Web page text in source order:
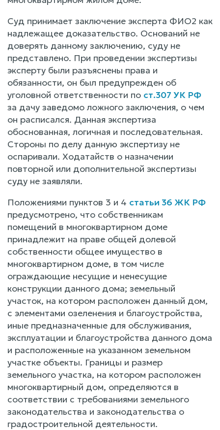
Суд принимает заключение эксперта ФИО2 как
надлежащее доказательство. Оснований не
доверять данному заключению, суду не
представлено. При проведении экспертизы
эксперту были разъяснены права и
обязанности, он был предупрежден об
уголовной ответственности по ст.307 УК РФ
за дачу заведомо ложного заключения, о чем
он расписался. Данная экспертиза
обоснованная, логичная и последовательная.
Стороны по делу данную экспертизу не
оспаривали. Ходатайств о назначении
повторной или дополнительной экспертизы
суду не заявляли.
Положениями пунктов 3 и 4 статьи 36 ЖК РФ
предусмотрено, что собственникам
помещений в многоквартирном доме
принадлежит на праве общей долевой
собственности общее имущество в
многоквартирном доме, в том числе
ограждающие несущие и ненесущие
конструкции данного дома; земельный
участок, на котором расположен данный дом,
с элементами озеленения и благоустройства,
иные предназначенные для обслуживания,
эксплуатации и благоустройства данного дома
и расположенные на указанном земельном
участке объекты. Границы и размер
земельного участка, на котором расположен
многоквартирный дом, определяются в
соответствии с требованиями земельного
законодательства и законодательства о
градостроительной деятельности.